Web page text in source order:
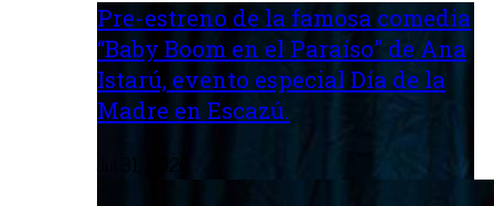
Pre-estreno de la famosa comedia
“Baby Boom en el Paraíso” de Ana
Istarú, evento especial Día de la
Madre en Escazú.
Jul 31, 2026